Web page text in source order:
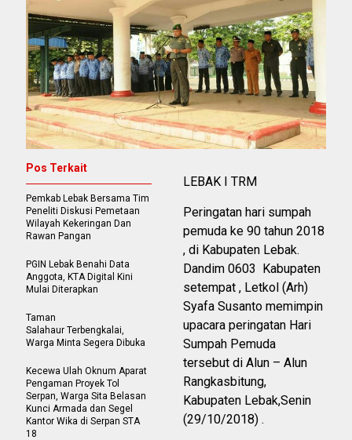
LEBAK I TRM
Peringatan hari sumpah
pemuda ke 90 tahun 2018
, di Kabupaten Lebak.
Dandim 0603 Kabupaten
setempat , Letkol (Arh)
Syafa Susanto memimpin
upacara peringatan Hari
Sumpah Pemuda
tersebut di Alun – Alun
Rangkasbitung,
Kabupaten Lebak,Senin
(29/10/2018) .
Pos Terkait
Pemkab Lebak Bersama Tim
Peneliti Diskusi Pemetaan
Wilayah Kekeringan Dan
Rawan Pangan
PGIN Lebak Benahi Data
Anggota, KTA Digital Kini
Mulai Diterapkan
Taman
Salahaur Terbengkalai,
Warga Minta Segera Dibuka
Kecewa Ulah Oknum Aparat
Pengaman Proyek Tol
Serpan, Warga Sita Belasan
Kunci Armada dan Segel
Kantor Wika di Serpan STA
18